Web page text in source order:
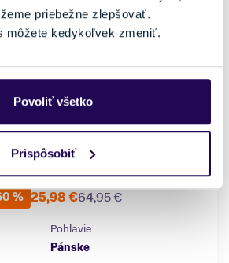
priebežne zlepšovať.
môžete kedykoľvek zmeniť.
Povoliť všetko
Prispôsobiť
Sea'sons Main Orange/Yellow
%
64,95 €
25,98 €
Pohlavie
Pánske